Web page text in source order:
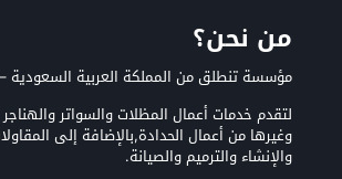
من نحن؟
مؤسسة تنطلق من المملكة العربية السعودية
لتقدم خدمات أعمال المظلات والسواتر
وغيرها من أعمال الحدادة,بالإضافة إلى
والإنشاء والترميم والصيانة.